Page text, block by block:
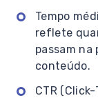
Tempo
reflete
passam na
conteúdo.
CTR